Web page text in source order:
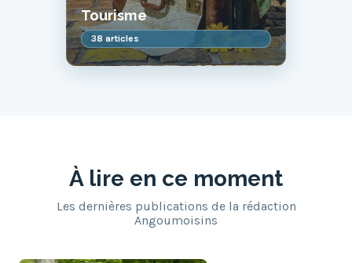
Tourisme
38 articles
À lire en ce moment
Les dernières publications de la rédaction
Angoumoisins